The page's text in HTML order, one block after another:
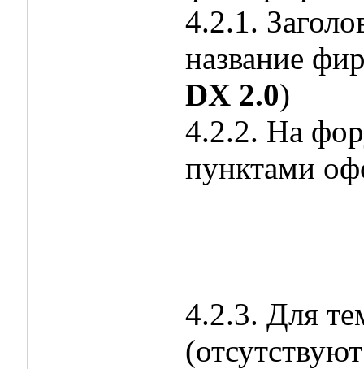
4.2.1.
название
DX 2.0)
4.2.2. На
пунктами
4.2.3. Для